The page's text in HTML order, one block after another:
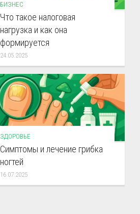
БИЗНЕС
Что такое налоговая
нагрузка и как она
формируется
24.05.2025
ЗДОРОВЬЕ
Симптомы и лечение грибка
ногтей
16.07.2025